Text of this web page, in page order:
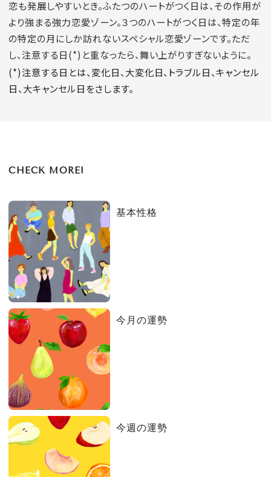
恋も発展しやすいとき。ふたつのハートがつく日は、その作用が
より強まる強力恋愛ゾーン。３つのハートがつく日は、特定の年
の特定の月にしか訪れないスペシャル恋愛ゾーンです。ただ
し、注意する日(*)と重なったら、舞い上がりすぎないように。
(*)注意する日とは、変化日、大変化日、トラブル日、キャンセル
日、大キャンセル日をさします。
CHECK MORE!
基本性格
今月の運勢
今週の運勢